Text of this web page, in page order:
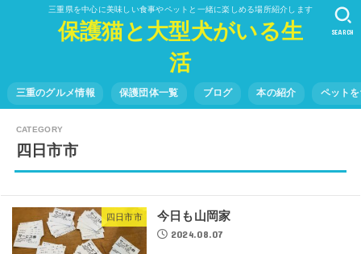
三重県を中心に美味しい食事やペットと一緒に楽しめる場所紹介します
保護猫と大型犬がいる生
活
三重のグルメ情報 保護団体一覧 ブログ 本の紹介 ペット
SEARCH
四日市市
四日市市 今日も山岡家
2024.08.07